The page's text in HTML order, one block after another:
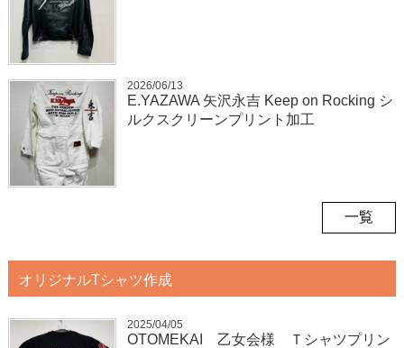
2026/06/13
E.YAZAWA 矢沢永吉 Keep on Rocking シ
ルクスクリーンプリント加工
一覧
オリジナルTシャツ作成
2025/04/05
OTOMEKAI 乙女会様 Ｔシャツプリン